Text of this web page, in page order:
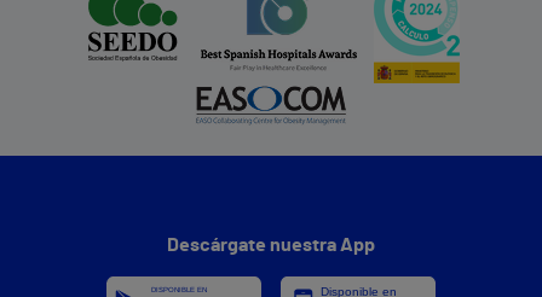
Descárgate nuestra App